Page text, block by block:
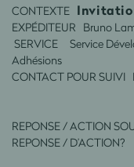
CONTEXTE
EXPÉDITEUR
SERVICE Service
Adhésions
CONTACT POUR SUIVI
REPONSE / ACTION
REPONSE / D’ACTION?